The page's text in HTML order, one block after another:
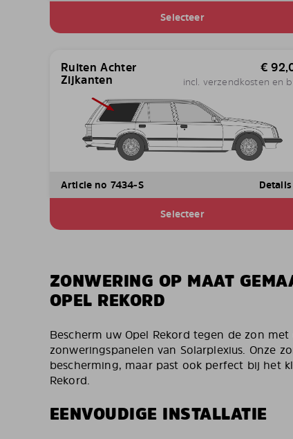
Selecteer
Ruiten Achter
Zijkanten
€
incl. verzendkosten en
Article no 7434-S Details
Selecteer
ZONWERING OP MAAT
OPEL REKORD
Bescherm uw Opel Rekord tegen de zon
zonweringspanelen van Solarplexius. Onze
bescherming, maar past ook perfect bij het
Rekord.
EENVOUDIGE INSTALLATIE